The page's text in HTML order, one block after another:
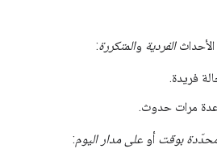
الفردية والمتكررة:
فريدة.
مرات حدوث.
بوقت أو على مدار اليوم: